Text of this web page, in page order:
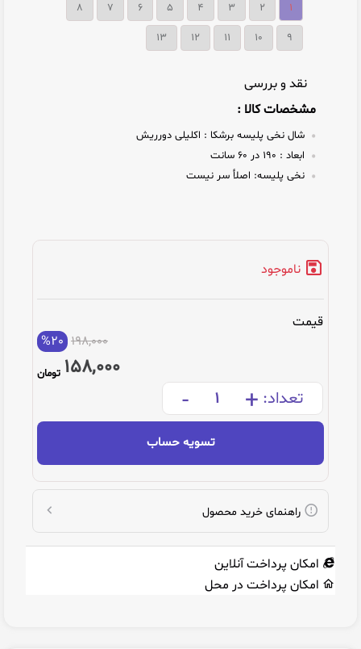
۱ ۲ ۳ ۴ ۵ ۶ ۷ ۸
9
10
11
12
13
نقد و بررسی
مشخصات کالا :
شال نخی پلیسه برشکا : اکلیلی دورریش
ابعاد :
نخی پلیسه: اصلأ سر نیست
ناموجود
قیمت
198,000
%20
158,000 تومان
تعداد: +
-
تسویه حساب
راهنمای خرید محصول
امکان پرداخت آنلاین
امکان پرداخت در محل